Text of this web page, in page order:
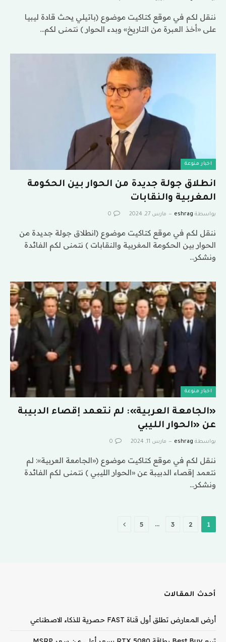
ننقل لكم في موقع كتاكيت موضوع (باتيلي يحث قادة ليبيا
على «أخذ العبرة من التاريخ» وبدء الحوار ) نتمنى لكم…
اخبار منوعة
انطلاق جولة جديدة من الحوار بين الحكومة
المغربية والنقابات
بواسطة eshrag مارس 27, 2024 0
ننقل لكم في موقع كتاكيت موضوع (انطلاق جولة جديدة من
الحوار بين الحكومة المغربية والنقابات ) نتمنى لكم الفائدة
ونشكر…
اخبار منوعة
«الجامعة العربية»: لم نتعمد إقصاء الدبيبة
عن «الحوار الليبي
بواسطة eshrag مارس 11, 2024 0
ننقل لكم في موقع كتاكيت موضوع («الجامعة العربية»: لم
نتعمد إقصاء الدبيبة عن «الحوار الليبي ) نتمنى لكم الفائدة
ونشكر…
1
2
3
…
5 التالي
أحدث المقالات
أرض المعارض تطلق أول قناة FAST حصرية للذكاء الاصطناعي